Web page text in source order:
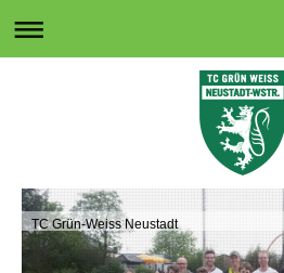
TC Grün-Weiss Neustadt